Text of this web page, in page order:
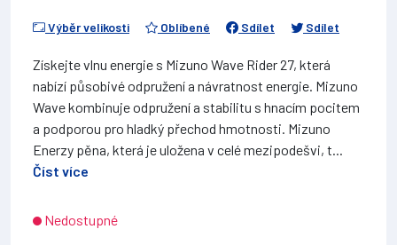
Výběr velikosti Oblíbené Sdílet Sdílet
Získejte vlnu energie s Mizuno Wave Rider 27, která
nabízí působivé odpružení a návratnost energie. Mizuno
Wave kombinuje odpružení a stabilitu s hnacím pocitem
a podporou pro hladký přechod hmotnosti. Mizuno
Enerzy pěna, která je uložena v celé mezipodešvi, t...
Číst více
Nedostupné